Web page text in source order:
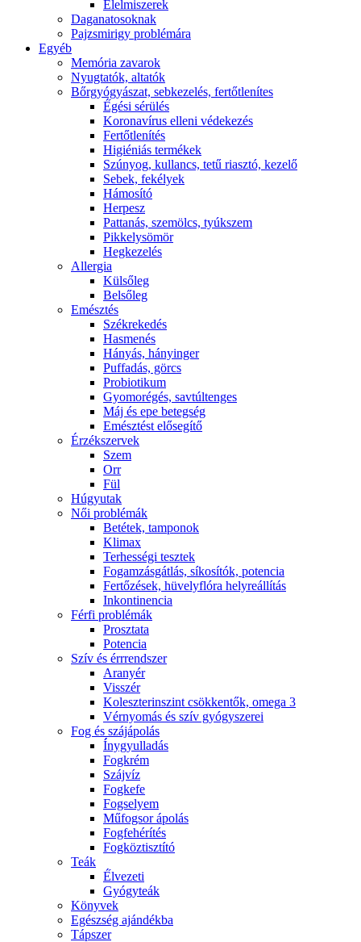
É́lelmiszerek
Daganatosoknak
Pajzsmirigy problémára
Egyéb
Memória zavarok
Nyugtatók, altatók
Bőrgyógyászat, sebkezelés, fertőtlenítes
É́gési sérülés
Koronavírus elleni védekezés
Fertőtlenítés
Higiéniás termékek
Szúnyog, kullancs, tetű riasztó, kezelő
Sebek, fekélyek
Hámosító
Herpesz
Pattanás, szemölcs, tyúkszem
Pikkelysömör
Hegkezelés
Allergia
Külsőleg
Belsőleg
Emésztés
Székrekedés
Hasmenés
Hányás, hányinger
Puffadás, görcs
Probiotikum
Gyomorégés, savtúltenges
Máj és epe betegség
Emésztést elősegítő
Érzékszervek
Szem
Orr
Fül
Húgyutak
Női problémák
Betétek, tamponok
Klimax
Terhességi tesztek
Fogamzásgátlás, síkosítók, potencia
Fertőzések, hüvelyflóra helyreállítás
Inkontinencia
Férfi problémák
Prosztata
Potencia
Szív és érrrendszer
Aranyér
Visszér
Koleszterinszint csökkentők, omega 3
Vérnyomás és szív gyógyszerei
Fog és szájápolás
Í́nygyulladás
Fogkrém
Szájvíz
Fogkefe
Fogselyem
Műfogsor ápolás
Fogfehérítés
Fogköztisztító
Teák
É́lvezeti
Gyógyteák
Könyvek
Egészség ajándékba
Tápszer